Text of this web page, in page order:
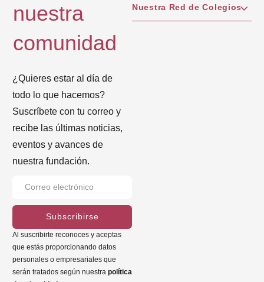
nuestra
comunidad
¿Quieres estar al día de
todo lo que hacemos?
Suscríbete con tu correo y
recibe las últimas noticias,
eventos y avances de
nuestra fundación.
Subscribirse
Al suscribirte reconoces y aceptas
que estás proporcionando datos
personales o empresariales que
serán tratados según nuestra política
Nuestra Red de Colegios